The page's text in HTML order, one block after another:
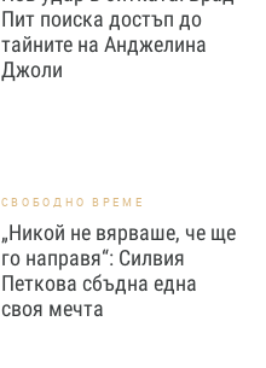
Пит поиска достъп до
тайните на Анджелина
Джоли
СВОБОДНО ВРЕМЕ
„Никой не вярваше, че ще
го направя“: Силвия
Петкова сбъдна една
своя мечта